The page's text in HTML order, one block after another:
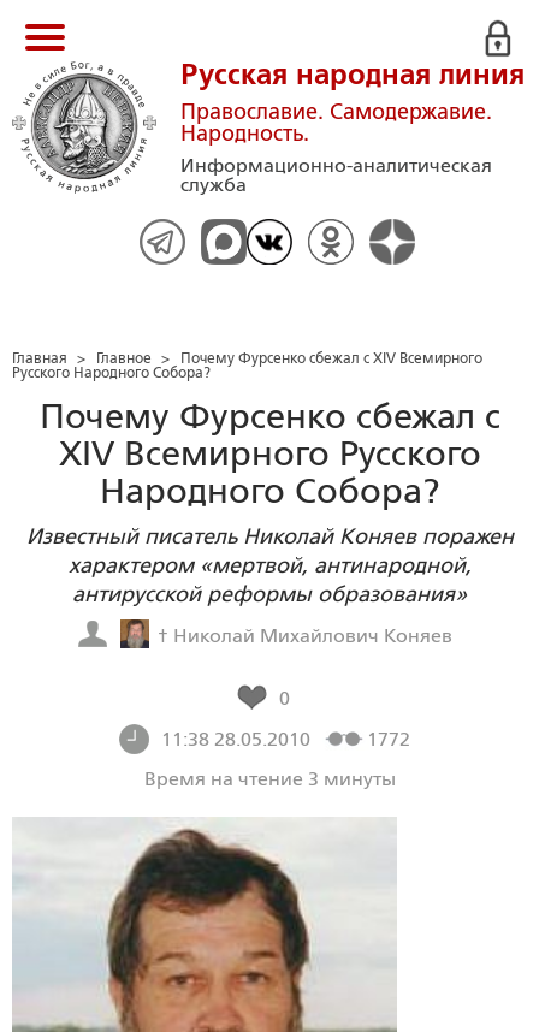
Русская народная линия
Православие. Самодержавие.
Народность.
Информационно-аналитическая
служба
Главная > Главное >
Почему Фурсенко сбежал с XIV Всемирного
Русского Народного Собора?
Почему Фурсенко сбежал с
XIV Всемирного Русского
Народного Собора?
Известный писатель Николай Коняев поражен
характером «мертвой, антинародной,
антирусской реформы образования»
† Николай Михайлович Коняев
0
11:38 28.05.2010
1772
Время на чтение 3 минуты